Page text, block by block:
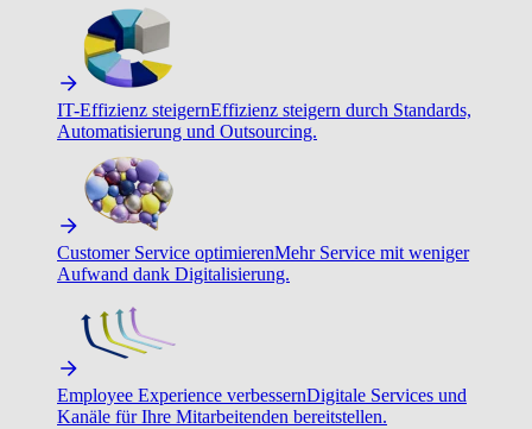
IT-Effizienz steigernEffizienz steigern durch Standards,
Automatisierung und Outsourcing.
Customer Service optimierenMehr Service mit weniger
Aufwand dank Digitalisierung.
Employee Experience verbessernDigitale Services und
Kanäle für Ihre Mitarbeitenden bereitstellen.